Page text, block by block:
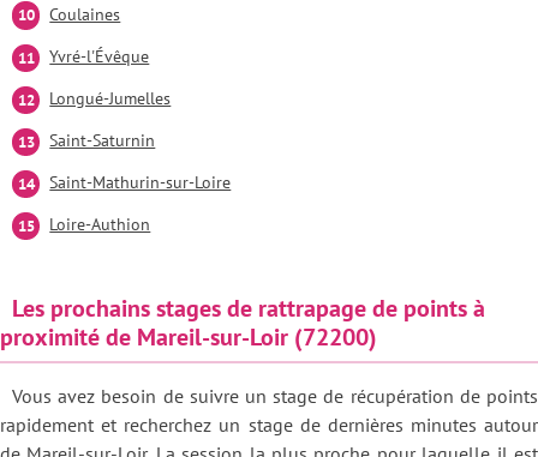
Coulaines
Yvré-l'Évêque
Longué-Jumelles
Saint-Saturnin
Saint-Mathurin-sur-Loire
Loire-Authion
Les prochains stages de rattrapage de points à
proximité de Mareil-sur-Loir (72200)
Vous avez besoin de suivre un stage de récupération de points
rapidement et recherchez un stage de dernières minutes autour